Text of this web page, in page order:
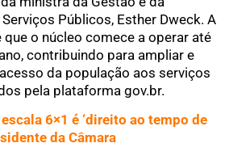
Públicos, Esther Dweck. A
que o núcleo comece a operar até
contribuindo para ampliar e
da população aos serviços
pela plataforma gov.br.
6×1 é ‘direito ao tempo de
da Câmara